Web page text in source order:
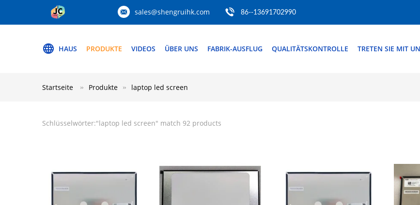
sales@shengruihk.com 86--13691702990
HAUS PRODUKTE VIDEOS ÜBER UNS FABRIK-AUSFLUG QUALITÄTSKONTROLLE TRETEN SIE MIT
Startseite Produkte laptop led screen
Schlüsselwörter:"laptop led screen" match 92 products